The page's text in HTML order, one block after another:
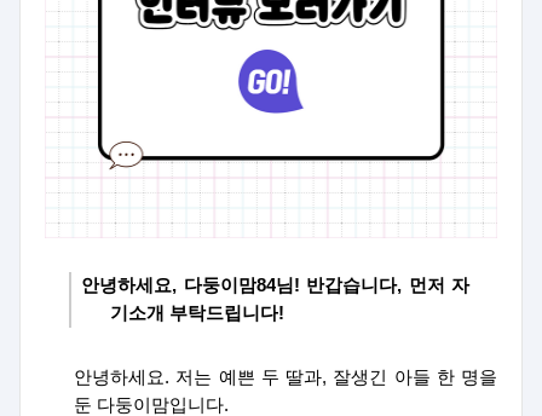
안녕하세요, 다둥이맘84님! 반갑습니다, 먼저 자
기소개 부탁드립니다!
안녕하세 요. 저는 예쁜 두 딸과, 잘생긴 아들 한 명을
둔 다둥이맘입니다.